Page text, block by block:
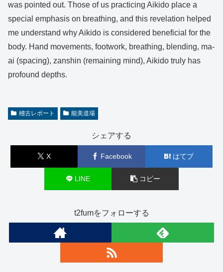
was pointed out. Those of us practicing Aikido place a
special emphasis on breathing, and this revelation helped
me understand why Aikido is considered beneficial for the
body. Hand movements, footwork, breathing, blending, ma-
ai (spacing), zanshin (remaining mind), Aikido truly has
profound depths.
稽古レポート 能美道場
シェアする
X Facebook はてブ
LINE コピー
t2fumをフォローする